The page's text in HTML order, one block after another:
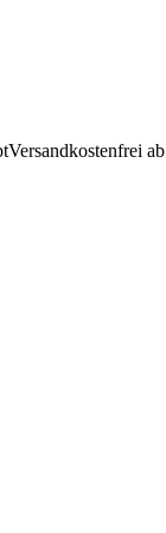
Versandkostenfrei